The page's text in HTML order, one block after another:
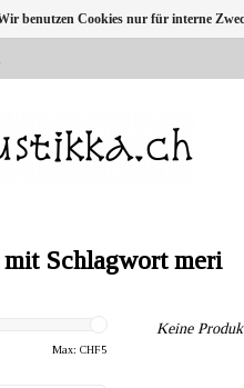
Schlagwort meri
Max: CHF5
Keine
benutzen Cookies nur für interne